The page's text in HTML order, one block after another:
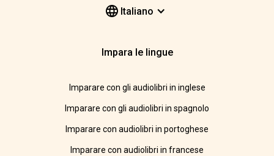
Italiano
Impara le lingue
Imparare con gli audiolibri in inglese
Imparare con gli audiolibri in spagnolo
Imparare con audiolibri in portoghese
Imparare con audiolibri in francese